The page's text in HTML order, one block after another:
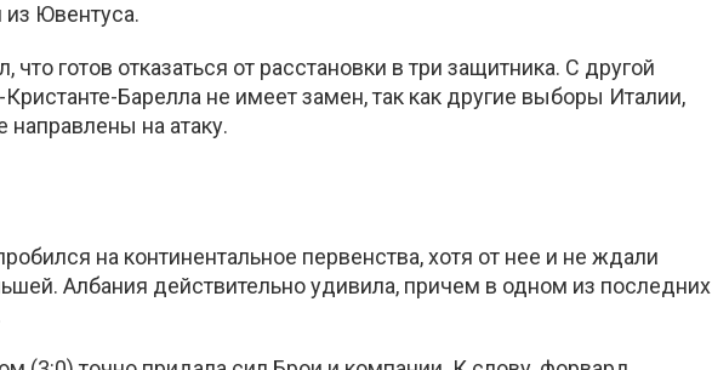
из Ювентуса.
готов отказаться от расстановки в три защитника. С другой
Барелла не имеет замен, так как другие выборы Италии,
на атаку.
на континентальное первенства, хотя от нее и не ждали
Албания действительно удивила, причем в одном из последних